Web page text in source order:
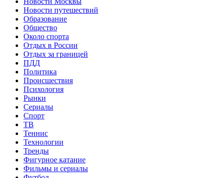
Новости путешествий
Образование
Общество
Около спорта
Отдых в России
Отдых за границей
ПДД
Политика
Происшествия
Психология
Рынки
Сериалы
Спорт
ТВ
Теннис
Технологии
Тренды
Фигурное катание
Фильмы и сериалы